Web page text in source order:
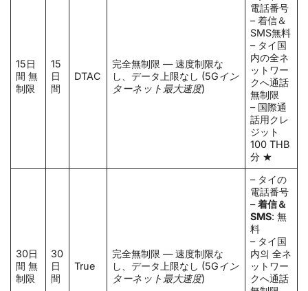
15日
間 無
制限
15
日
間
DTAC
完全無制限 — 速度制限な
し、データ上限なし (5Gイン
ターネット最大速度)
電話番号
– 着信＆
SMS無料
– タイ国
内の全ネ
ットワー
クへ通話
無制限
– 国際通
話用クレ
ジット
100 THB
分 ★
30日
間 無
制限
30
日
間
True
完全無制限 — 速度制限な
し、データ上限なし (5Gイン
ターネット最大速度)
– タイの
電話番号
–着信＆
SMS: 無
料
– タイ国
内의 全ネ
ットワー
クへ通話